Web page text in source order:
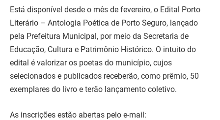
Está disponível desde o mês de fevereiro, o Edital Porto
Literário – Antologia Poética de Porto Seguro, lançado
pela Prefeitura Municipal, por meio da Secretaria de
Educação, Cultura e Patrimônio Histórico. O intuito do
edital é valorizar os poetas do município, cujos
selecionados e publicados receberão, como prêmio, 50
exemplares do livro e terão lançamento coletivo.
As inscrições estão abertas pelo e-mail: